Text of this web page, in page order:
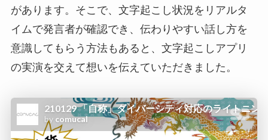
があります。そこで、文字起こし状況をリアルタ
イムで発言者が確認でき、伝わりやすい話し方を
意識してもらう方法もあると、文字起こしアプリ
の実演を交えて想いを伝えていただきました。